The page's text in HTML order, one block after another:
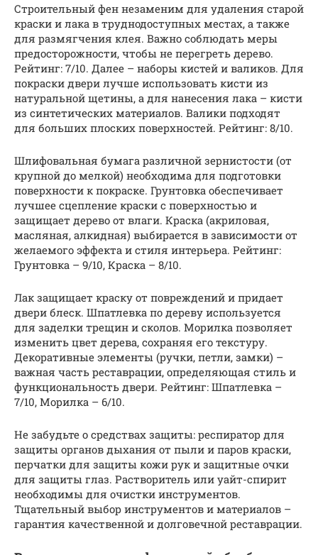
Строительный фен незаменим для удаления старой
краски и лака в труднодоступных местах, а также
для размягчения клея. Важно соблюдать меры
предосторожности, чтобы не перегреть дерево.
Рейтинг: 7/10. Далее – наборы кистей и валиков. Для
покраски двери лучше использовать кисти из
натуральной щетины, а для нанесения лака – кисти
из синтетических материалов. Валики подходят
для больших плоских поверхностей. Рейтинг: 8/10.
Шлифовальная бумага различной зернистости (от
крупной до мелкой) необходима для подготовки
поверхности к покраске. Грунтовка обеспечивает
лучшее сцепление краски с поверхностью и
защищает дерево от влаги. Краска (акриловая,
масляная, алкидная) выбирается в зависимости от
желаемого эффекта и стиля интерьера. Рейтинг:
Грунтовка – 9/10, Краска – 8/10.
Лак защищает краску от повреждений и придает
двери блеск. Шпатлевка по дереву используется
для заделки трещин и сколов. Морилка позволяет
изменить цвет дерева, сохраняя его текстуру.
Декоративные элементы (ручки, петли, замки) –
важная часть реставрации, определяющая стиль и
функциональность двери. Рейтинг: Шпатлевка –
7/10, Морилка – 6/10.
Не забудьте о средствах защиты: респиратор для
защиты органов дыхания от пыли и паров краски,
перчатки для защиты кожи рук и защитные очки
для защиты глаз. Растворитель или уайт-спирит
необходимы для очистки инструментов.
Тщательный выбор инструментов и материалов –
гарантия качественной и долговечной реставрации.